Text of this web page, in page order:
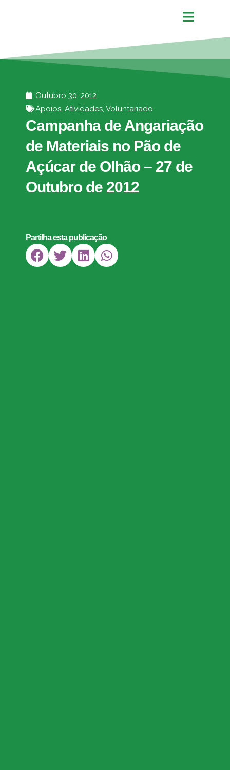
Outubro 30, 2012
Apoios, Atividades, Voluntariado
Campanha de Angariação
de Materiais no Pão de
Açúcar de Olhão – 27 de
Outubro de 2012
Partilha esta publicação